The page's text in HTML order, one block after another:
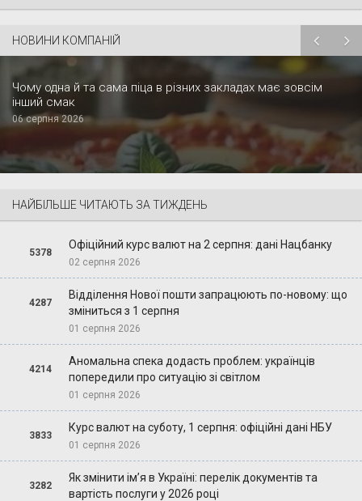
НОВИНИ КОМПАНІЙ
Чому одна й та сама піца в різних закладах має зовсім
інший смак
06 серпня 2026
НАЙБІЛЬШЕ ЧИТАЮТЬ ЗА ТИЖДЕНЬ
5378
Офіційний курс валют на 2 серпня: дані Нацбанку
02 серпня 2026
4287
Відділення Нової пошти запрацюють по-новому: що
зміниться з 1 серпня
01 серпня 2026
4214
Аномальна спека додасть проблем: українців
попередили про ситуацію зі світлом
01 серпня 2026
3833
Курс валют на суботу, 1 серпня: офіційні дані НБУ
01 серпня 2026
3282
Як змінити ім’я в Україні: перелік документів та
вартість послуги у 2026 році